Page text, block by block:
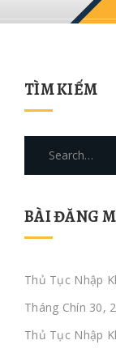
TÌM KIẾM
BÀI ĐĂNG
Thủ Tục Nhập
Tháng Chín 30,
Thủ Tục Nhập